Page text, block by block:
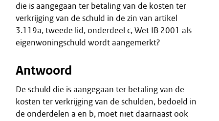
die is aangegaan ter betaling van de kosten ter
verkrijging van de schuld in de zin van artikel
3.119a, tweede lid, onderdeel c, Wet IB 2001 als
eigenwoningschuld wordt aangemerkt?
Antwoord
De schuld die is aangegaan ter betaling van de
kosten ter verkrijging van de schulden, bedoeld in
de onderdelen a en b, moet niet daarnaast ook